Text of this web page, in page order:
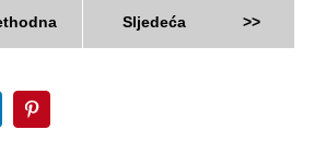
Sljedeća >>